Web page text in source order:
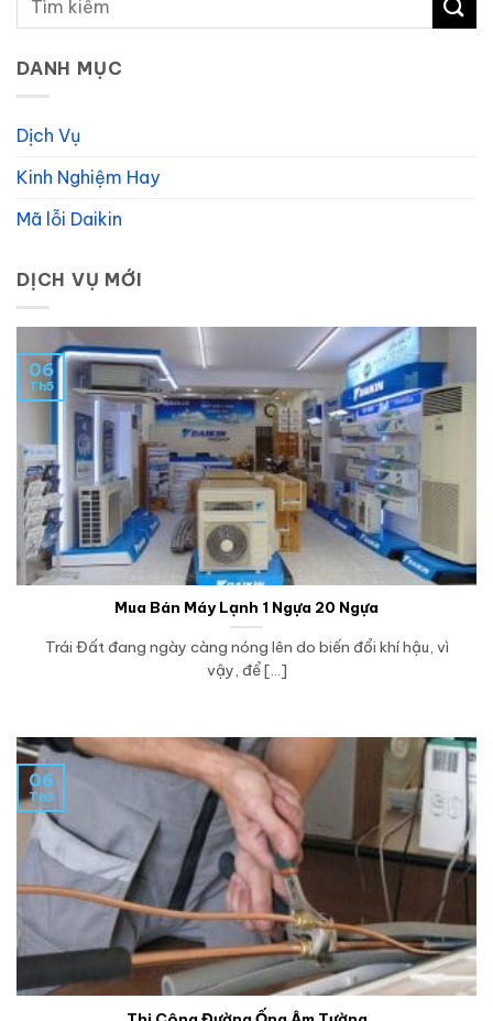
DANH MỤC
Dịch Vụ
Kinh Nghiệm Hay
Mã lỗi Daikin
DỊCH VỤ MỚI
Mua Bán Máy Lạnh 1 Ngựa 20 Ngựa
Trái Đất đang ngày càng nóng lên do biến đổi khí hậu, vì
vậy, để [...]
06
Th5
06
Th5